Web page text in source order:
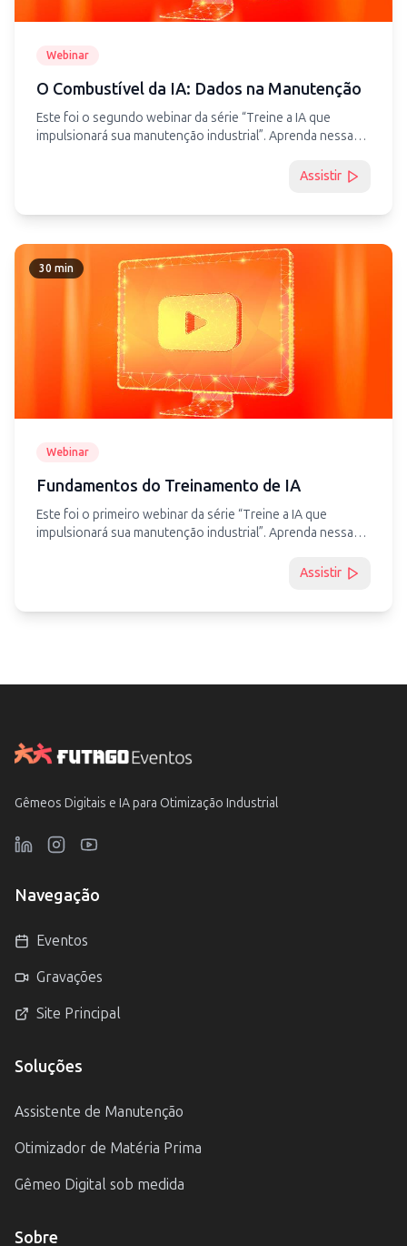
Webinar
O Combustível da IA: Dados na Manutenção
Este foi o segundo webinar da série “Treine a IA que
impulsionará sua manutenção industrial ”. Aprenda nessa
para Inteligência Artificial no contexto da indústria 4.0 e
Assistir
30 min
Webinar
Fundamentos do Treinamento de IA
Este foi o primeiro webinar da série “Treine a IA que
impulsionará sua manutenção industrial ”. Aprenda nessa
Inteligência Artificial no contexto da indústria 4.0 e veja
Assistir
Gêmeos Digitais e IA para Otimização Industrial
Navegação
Eventos
Gravações
Site Principal
Soluções
Assistente de Manutenção
Otimizador de Matéria Prima
Gêmeo Digital sob medida
Sobre